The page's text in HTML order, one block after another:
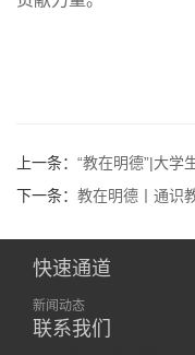
上一条： “教在明德”|大学生
下一条： 教在明德丨通识教育学
快速通道
新闻动态
联系我们